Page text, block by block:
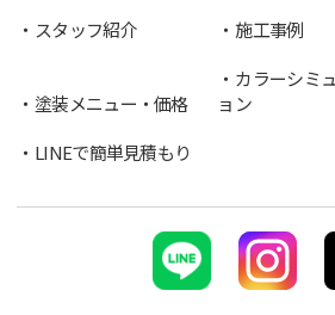
スタッフ紹介
施工事例
塗装メニュー・価格
カラーシミ
ョン
LINEで簡単見積もり